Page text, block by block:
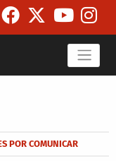
POR COMUNICAR